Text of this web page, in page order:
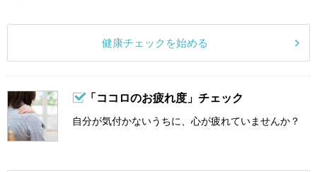
健康チェックを始める
「ココロのお疲れ度」チェック
自分が気付かないうちに、心が疲れていませんか？